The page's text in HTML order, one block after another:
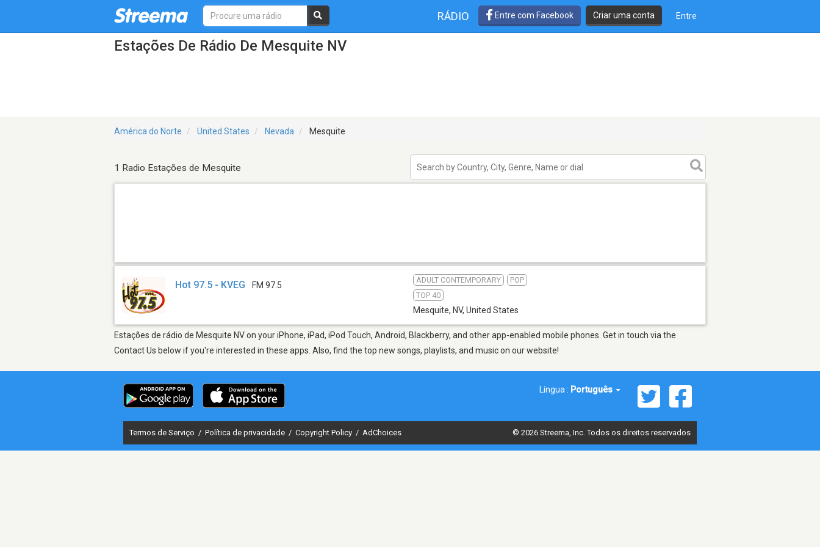
RÁDIO Entre com Facebook Criar uma conta Entre
Estações De Rádio De Mesquite NV
América do Norte United States Nevada Mesquite
1 Radio Estações de Mesquite
Hot 97.5 - KVEG FM 97.5
ADULT CONTEMPORARY
POP
TOP 40
Mesquite, NV, United States
Estações de rádio de Mesquite NV on your iPhone, iPad, iPod Touch, Android, Blackberry, and other app-enabled mobile phones. Get in touch via the
Contact Us below if you're interested in these apps. Also, find the top new songs, playlists, and music on our website!
Língua : Português
Termos de Serviço / Política de privacidade / Copyright Policy / AdChoices © 2026 Streema, Inc. Todos os direitos reservados